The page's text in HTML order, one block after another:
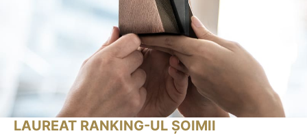
LAUREAT RANKING-UL ȘOIMII